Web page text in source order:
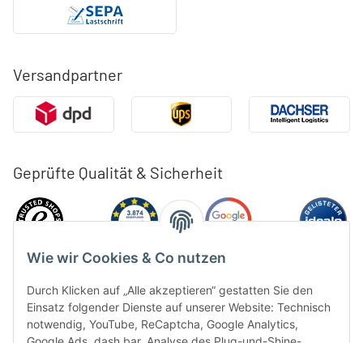
Wie wir Cookies & Co nutzen
Durch Klicken auf „Alle akzeptieren“ gestatten Sie den
Einsatz folgender Dienste auf unserer Website: Technisch
notwendig, YouTube, ReCaptcha, Google Analytics,
Versandpartner
Geprüfte Qualität & Sicherheit